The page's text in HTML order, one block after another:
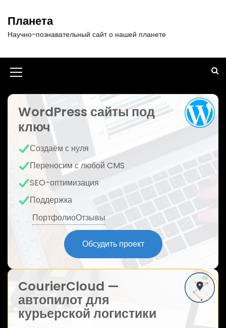
т
Планета
Научно-познавательный сайт о нашей планете
И
к
о
н
к
а
м
WordPress сайты под
ключ
Создаём с нуля
Переносим с любой CMS
SEO-оптимизация
Поддержка
ПортфолиоОтзывы
Обсудить проект
CourierCloud —
автопилот для
курьерской логистики